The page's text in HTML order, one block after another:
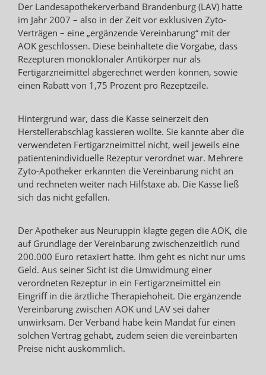
Der Landesapothekerverband Brandenburg (LAV) hatte
im Jahr 2007 – also in der Zeit vor exklusiven Zyto-
Verträgen – eine „ergänzende Vereinbarung“ mit der
AOK geschlossen. Diese beinhaltete die Vorgabe, dass
Rezepturen monoklonaler Antikörper nur als
Fertigarzneimittel abgerechnet werden können, sowie
einen Rabatt von 1,75 Prozent pro Rezeptzeile.
Hintergrund war, dass die Kasse seinerzeit den
Herstellerabschlag kassieren wollte. Sie kannte aber die
verwendeten Fertigarzneimittel nicht, weil jeweils eine
patientenindividuelle Rezeptur verordnet war. Mehrere
Zyto-Apotheker erkannten die Vereinbarung nicht an
und rechneten weiter nach Hilfstaxe ab. Die Kasse ließ
sich das nicht gefallen.
Der Apotheker aus Neuruppin klagte gegen die AOK, die
auf Grundlage der Vereinbarung zwischenzeitlich rund
200.000 Euro retaxiert hatte. Ihm geht es nicht nur ums
Geld. Aus seiner Sicht ist die Umwidmung einer
verordneten Rezeptur in ein Fertigarzneimittel ein
Eingriff in die ärztliche Therapiehoheit. Die ergänzende
Vereinbarung zwischen AOK und LAV sei daher
unwirksam. Der Verband habe kein Mandat für einen
solchen Vertrag gehabt, zudem seien die vereinbarten
Preise nicht auskömmlich.